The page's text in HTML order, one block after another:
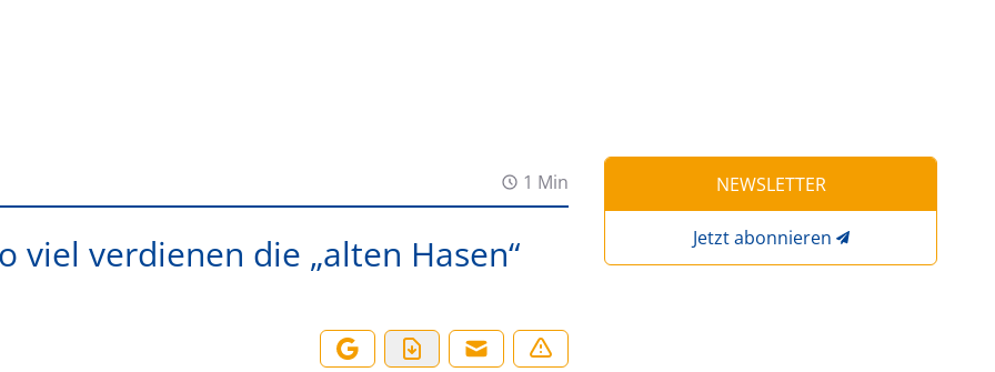
1 Min
viel verdienen die „alten Hasen“
NEWSLETTER
Jetzt abonnieren